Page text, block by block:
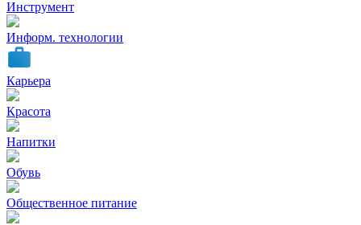
Инструмент
Информ. технологии
Карьера
Красота
Напитки
Обувь
Общественное питание